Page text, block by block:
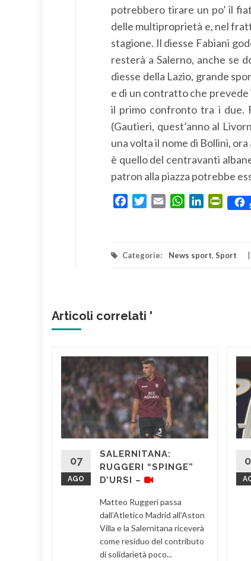
potrebbero tirare un po’ il
delle multiproprietà e, nel
stagione. Il diesse Fabiani
resterà a Salerno, anche se
diesse della Lazio, grande
e di un contratto che prevede
il primo confronto tra i due.
(Gautieri, quest’anno al
una volta il nome di Bollini,
è quello del centravanti
patron alla piazza potrebbe
FacebookTwitterEmail WhatsApp
LinkedIn
Categorie: News sport, Sport
Articoli correlati '
07
AGO
SALERNITANA:
RUGGERI “SPINGE”
D’URSI –
Matteo Ruggeri passa
dall’Atletico Madrid all’Aston
Villa e la Salernitana riceverà
come residuo del contributo
di solidarietà poco...